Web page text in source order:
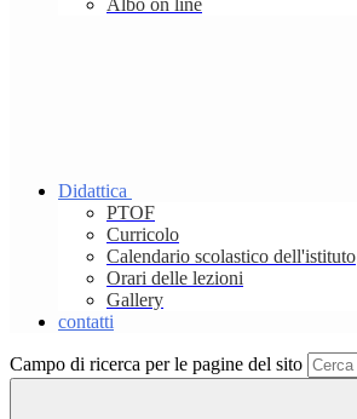
Albo on line
Didattica
PTOF
Curricolo
Calendario scolastico dell'istituto
Orari delle lezioni
Gallery
contatti
Campo di ricerca per le pagine del sito